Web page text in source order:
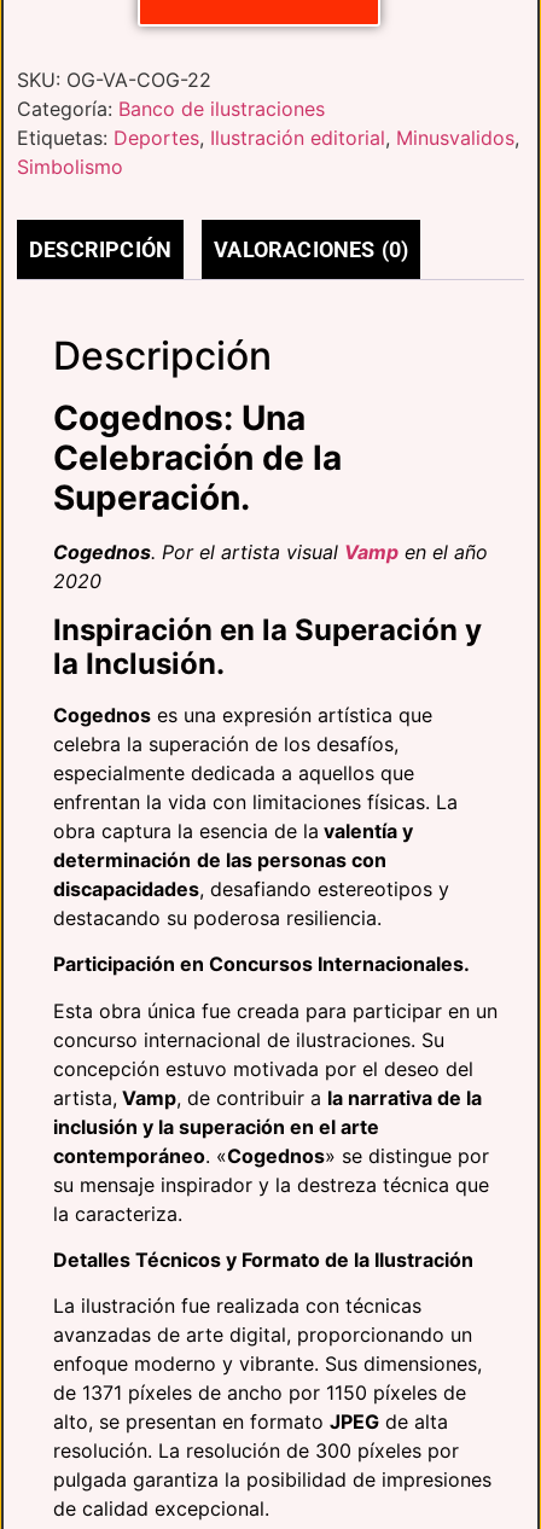
SKU: OG-VA-COG-22
Categoría: Banco de ilustraciones
Etiquetas: Deportes, Ilustración editorial, Minusvalidos,
Simbolismo
DESCRIPCIÓN VALORACIONES (0)
Descripción
Cogednos: Una
Celebración de la
Superación.
Cogednos. Por el artista visual Vamp en el año
2020
Inspiración en la Superación y
la Inclusión.
Cogednos es una expresión artística que
celebra la superación de los desafíos,
especialmente dedicada a aquellos que
enfrentan la vida con limitaciones físicas. La
obra captura la esencia de la valentía y
determinación de las personas con
discapacidades, desafiando estereotipos y
destacando su poderosa resiliencia.
Participación en Concursos Internacionales.
Esta obra única fue creada para participar en un
concurso internacional de ilustraciones. Su
concepción estuvo motivada por el deseo del
artista, Vamp, de contribuir a la narrativa de la
inclusión y la superación en el arte
contemporáneo. «Cogednos» se distingue por
su mensaje inspirador y la destreza técnica que
la caracteriza.
Detalles Técnicos y Formato de la Ilustración
La ilustración fue realizada con técnicas
avanzadas de arte digital, proporcionando un
enfoque moderno y vibrante. Sus dimensiones,
de 1371 píxeles de ancho por 1150 píxeles de
alto, se presentan en formato JPEG de alta
resolución. La resolución de 300 píxeles por
pulgada garantiza la posibilidad de impresiones
de calidad excepcional.